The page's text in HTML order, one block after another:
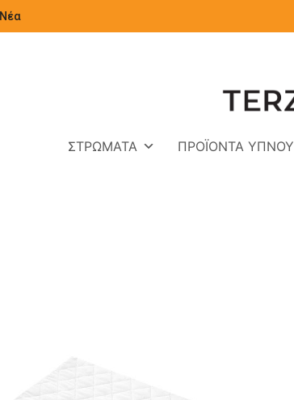
Νέα
ΣΤΡΏΜΑΤΑ ΠΡΟΪΌΝΤΑ ΎΠΝΟΥ